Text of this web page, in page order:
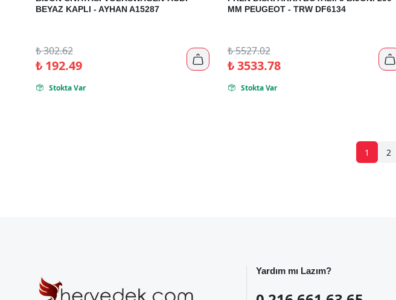
BEYAZ KAPLI - AYHAN A15287
₺302.62
₺192.49 
 Stokta Var
MM PEUGEOT - TRW DF6134
₺5527.02
₺3533.78 
 Stokta Var
1 2
Yardım mı Lazım?